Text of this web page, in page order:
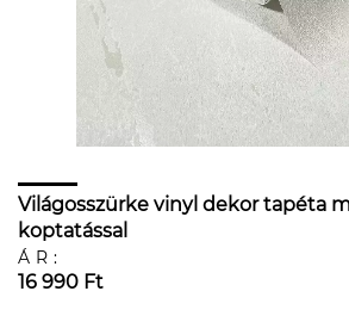
Világosszürke vinyl dekor tapéta
koptatással
ÁR:
16 990 Ft